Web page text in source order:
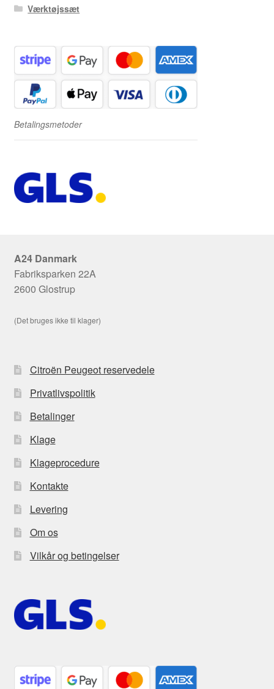
Værktøjssæt
Betalingsmetoder
A24 Danmark
Fabriksparken 22A
2600 Glostrup
(Det bruges ikke til klager)
Citroën Peugeot reservedele
Privatlivspolitik
Betalinger
Klage
Klageprocedure
Kontakte
Levering
Om os
Vilkår og betingelser